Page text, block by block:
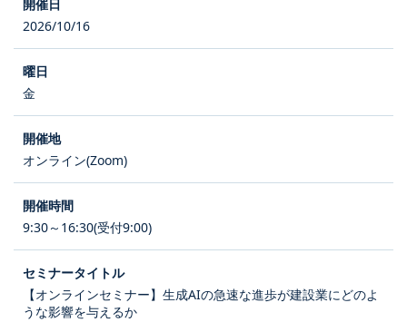
2026/10/16
金
オンライン(Zoom)
9:30～16:30(受付9:00)
【オンラインセミナー】生成AIの急速な進歩が建設業にどのよ
うな影響を与えるか